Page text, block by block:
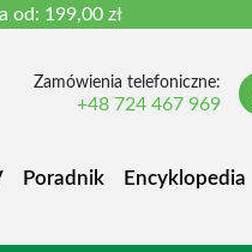
od: 199,00 zł
Zamówienia telefoniczne:
+48 724 467 969
Poradnik Encyklopedia